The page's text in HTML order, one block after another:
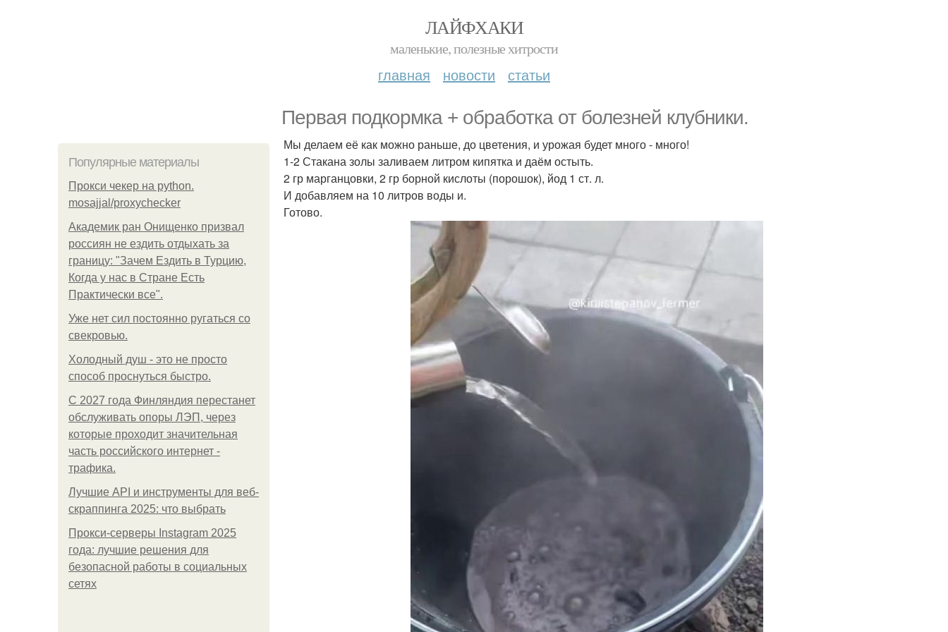
ЛАЙФХАКИ
маленькие, полезные хитрости
главная новости статьи
Первая подкормка + обработка от болезней клубники.
Популярные материалы
Прокси чекер на python.
mosajjal/proxychecker
Академик ран Онищенко призвал
россиян не ездить отдыхать за
границу: "Зачем Ездить в Турцию,
Когда у нас в Стране Есть
Практически все".
Уже нет сил постоянно ругаться со
свекровью.
Холодный душ - это не просто
способ проснуться быстро.
С 2027 года Финляндия перестанет
обслуживать опоры ЛЭП, через
которые проходит значительная
часть российского интернет -
трафика.
Лучшие API и инструменты для веб-
скраппинга 2025: что выбрать
Прокси-серверы Instagram 2025
года: лучшие решения для
безопасной работы в социальных
сетях
Мы делаем её как можно раньше, до цветения, и урожая будет много - много!
1-2 Стакана золы заливаем литром кипятка и даём остыть.
2 гр марганцовки, 2 гр борной кислоты (порошок), йод 1 ст. л.
И добавляем на 10 литров воды и.
Готово.